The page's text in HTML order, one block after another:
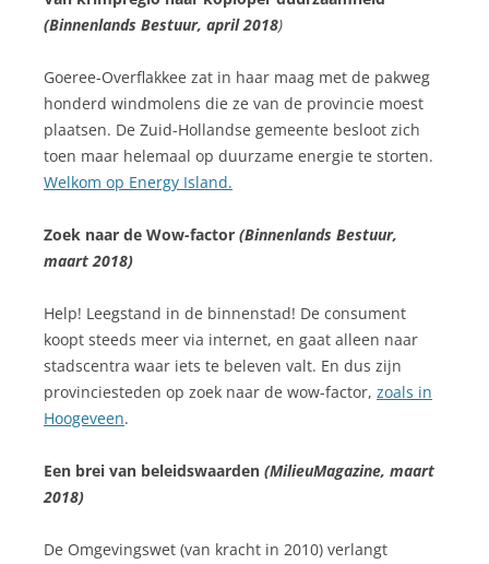
(Binnenlands Bestuur, april 2018)
Goeree-Overflakkee zat in haar maag met de pakweg
honderd windmolens die ze van de provincie moest
plaatsen. De Zuid-Hollandse gemeente besloot zich
toen maar helemaal op duurzame energie te storten.
Welkom op Energy Island.
Zoek naar de Wow-factor (Binnenlands Bestuur,
maart 2018)
Help! Leegstand in de binnenstad! De consument
koopt steeds meer via internet, en gaat alleen naar
stadscentra waar iets te beleven valt. En dus zijn
provinciesteden op zoek naar de wow-factor, zoals in
Hoogeveen.
Een brei van beleidswaarden (MilieuMagazine, maart
2018)
De Omgevingswet (van kracht in 2010) verlangt